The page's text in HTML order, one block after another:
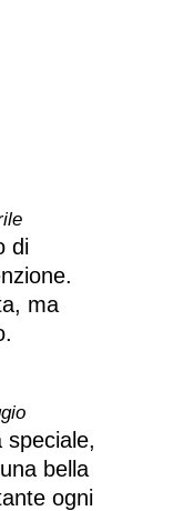
di
ma
speciale,
bella
ogni